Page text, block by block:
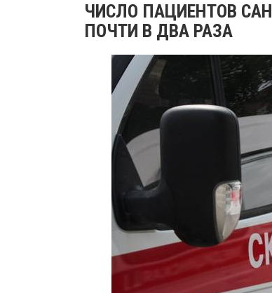
ЧИСЛО ПАЦИЕНТОВ
ПОЧТИ В ДВА РАЗА